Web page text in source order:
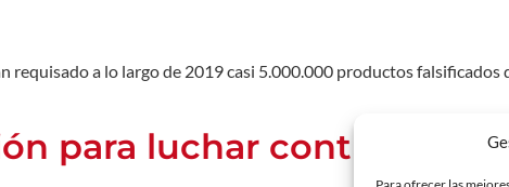
requisado a lo largo de 2019 casi 5.000.000 productos
para luchar contra las